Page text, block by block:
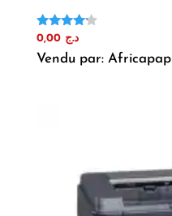
Note
sur 5
د.ج 0,00
Vendu par: Africapap